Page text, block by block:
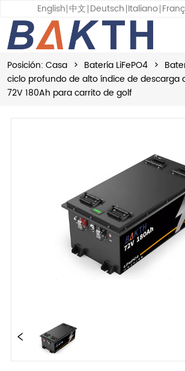
English 中文 Deutsch Italiano
Posición: Casa > Batería LiFePO4 >
ciclo profundo de alto índice de descarga
72V 180Ah para carrito de golf